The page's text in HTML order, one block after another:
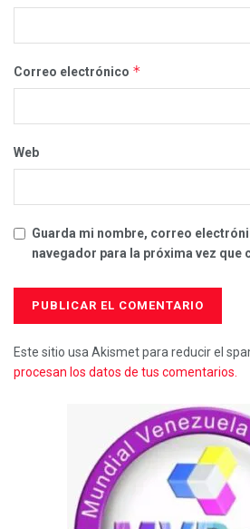
Correo electrónico *
Web
Guarda mi nombre, correo
navegador para la próxima vez que
Este sitio usa Akismet para reducir el
procesan los datos de tus comentarios.